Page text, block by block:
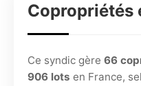
Copropriétés
Ce syndic gère 66
906 lots en France,